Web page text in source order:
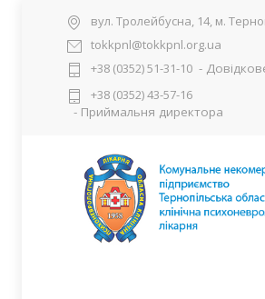
вул. Тролейбусна, 14, м.
tokkpnl@tokkpnl.org.ua
+38 (0352) 51-31-10 -
+38 (0352) 43-57-16
- Приймальня директора